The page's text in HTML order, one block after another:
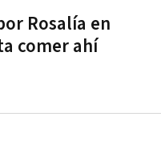
Rosalía en
comer ahí